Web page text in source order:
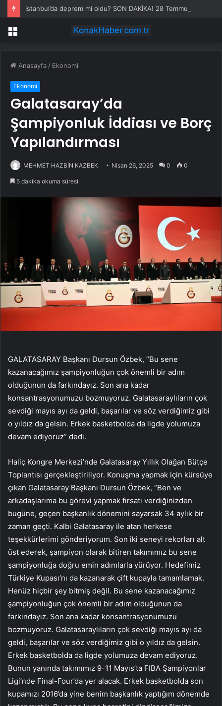
Menü
Anasayfa / Ekonomi
Ekonomi
Galatasaray’da
Şampiyonluk İddiası ve Borç
Yapılandırması
MEHMET HAZBİN KAZBEK Nisan 26, 2025 0 0
5 dakika okuma süresi
GALATASARAY Başkanı Dursun Özbek, “Bu sene
kazanacağımız şampiyonluğun çok önemli bir adım
olduğunun da farkındayız. Son ana kadar
konsantrasyonumuzu bozmuyoruz. Galatasaraylıların çok
sevdiği mayıs ayı da geldi, başarılar ve söz verdiğimiz gibi
o yıldız da gelsin. Erkek basketbolda da ligde yolumuza
devam ediyoruz” dedi.
Haliç Kongre Merkezi’nde Galatasaray Yıllık Olağan Bütçe
Toplantısı gerçekleştiriliyor. Konuşma yapmak için kürsüye
çıkan Galatasaray Başkanı Dursun Özbek, “Ben ve
arkadaşlarıma bu görevi yapmak fırsatı verdiğinizden
bugüne, geçen başkanlık dönemini sayarsak 34 aylık bir
zaman geçti. Kalbi Galatasaray ile atan herkese
teşekkürlerimi gönderiyorum. Son iki seneyi rekorları alt
üst ederek, şampiyon olarak bitiren takımımız bu sene
şampiyonluğa doğru emin adımlarla yürüyor. Hedefimiz
Türkiye Kupası’nı da kazanarak çift kupayla tamamlamak.
Henüz hiçbir şey bitmiş değil. Bu sene kazanacağımız
şampiyonluğun çok önemli bir adım olduğunun da
farkındayız. Son ana kadar konsantrasyonumuzu
bozmuyoruz. Galatasaraylıların çok sevdiği mayıs ayı da
geldi, başarılar ve söz verdiğimiz gibi o yıldız da gelsin.
Erkek basketbolda da ligde yolumuza devam ediyoruz.
Bunun yanında takımımız 9-11 Mayıs’ta FIBA Şampiyonlar
Ligi’nde Final-Four’da yer alacak. Erkek basketbolda son
kupamızı 2016’da yine benim başkanlık yaptığım dönemde